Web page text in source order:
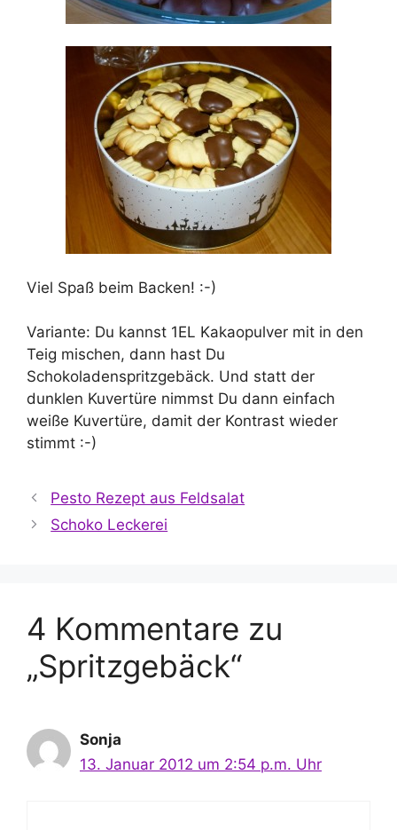
Viel Spaß beim Backen! :-)
Variante: Du kannst 1EL Kakaopulver mit in den
Teig mischen, dann hast Du
Schokoladenspritzgebäck. Und statt der
dunklen Kuvertüre nimmst Du dann einfach
weiße Kuvertüre, damit der Kontrast wieder
stimmt :-)
Pesto Rezept aus Feldsalat
Schoko Leckerei
4 Kommentare zu
„Spritzgebäck“
Sonja
13. Januar 2012 um 2:54 p.m. Uhr